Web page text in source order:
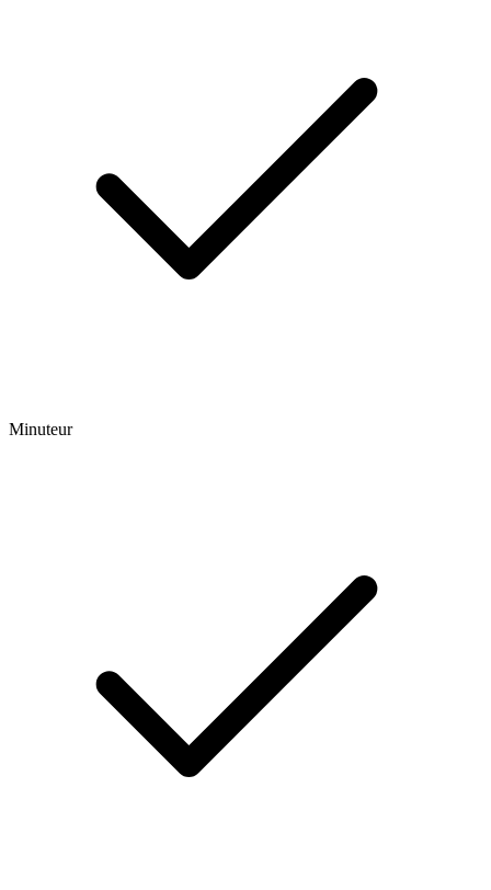
Minuteur